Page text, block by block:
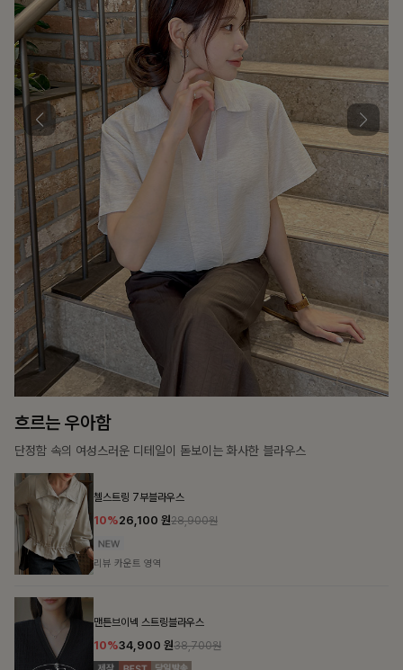
가벼운 계절감
탄탄한 소재와 깔끔한 핏, 매일 손이 가는 데일리 티셔츠
15,300
20,700 22,900원